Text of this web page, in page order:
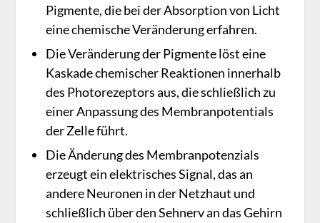
Pigmente, die bei der Absorption von Licht
eine chemische Veränderung erfahren.
Die Veränderung der Pigmente löst eine
Kaskade chemischer Reaktionen innerhalb
des Photorezeptors aus, die schließlich zu
einer Anpassung des Membranpotentials
der Zelle führt.
Die Änderung des Membranpotenzials
erzeugt ein elektrisches Signal, das an
andere Neuronen in der Netzhaut und
schließlich über den Sehnerv an das Gehirn